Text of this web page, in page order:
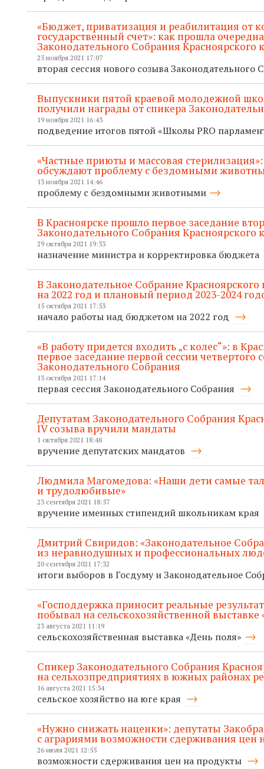
«Бюджет, приватизация и реабилитация от
государственный счет»: как прошла
Законодательного Собрания Красноярского
25 ноября 2021 17:07
вторая сессия нового созыва Законодательного
Выпускники пятой краевой молодежной
получили награды от спикера
19 ноября 2021 16:43
подведение итогов пятой «Школы PRO
«Частные приюты и массовая
обсуждают проблему с бездомными
13 ноября 2021 14:46
проблему с бездомными животными
В Красноярске прошло первое заседание
Законодательного Собрания Красноярского
29 октября 2021 19:33
назначение министра и корректировка бюджета
В Законодательное Собрание
на 2022 год и плановый период 2023-2024
15 октября 2021 17:53
начало работы над бюджетом на 2022 год
«В работу придется входить „с колес“»: в
первое заседание первой сессии четвертого
Законодательного Собрания
13 октября 2021 17:14
первая сессия Законодательного Собрания
Депутатам Законодательного Собрания
IV созыва вручили мандаты
1 октября 2021 18:48
вручение депутатских мандатов
Людмила Магомедова: «Наши дети самые
и трудолюбивые»
23 сентября 2021 18:57
вручение именных стипендий школьникам края
Дмитрий Свиридов: «Законодательное
из неравнодушных и профессиональных
20 сентября 2021 17:32
итоги выборов в Госдуму и Законодательное
«Господдержка приносит реальные
побывал на сельскохозяйственной выставке
23 августа 2021 11:19
сельскохозяйственная выставка «День поля»
Спикер Законодательного Собрания
на сельхозпредприятиях в южных районах
16 августа 2021 15:34
сельское хозяйство на юге края
«Нужно снижать наценки»: депутаты
с аграриями возможности сдерживания цен
26 июля 2021 12:55
возможности сдерживания цен на продукты